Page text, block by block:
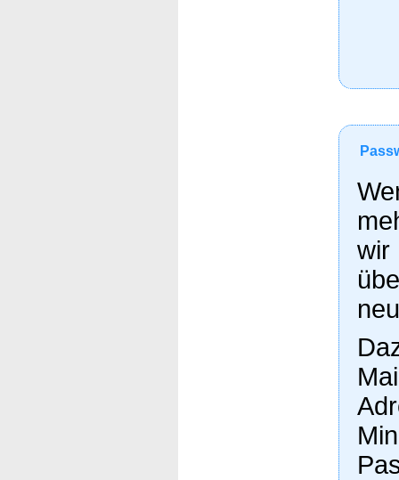
wir